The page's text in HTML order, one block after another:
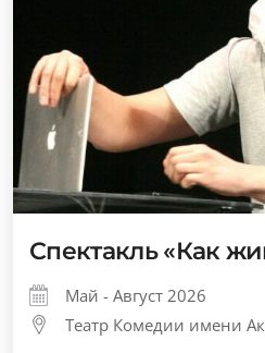
Спектакль «Как
Май - Август 2026
Театр Комедии имени